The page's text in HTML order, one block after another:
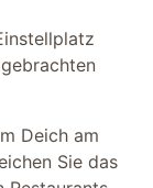
Deich am
Sie das